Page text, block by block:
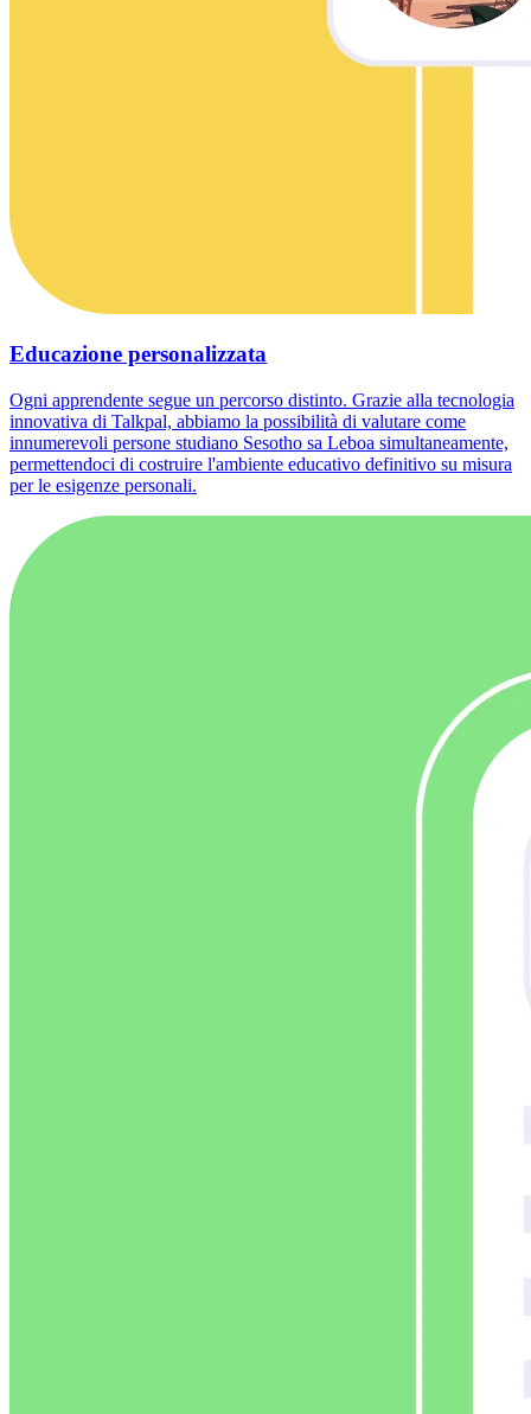
Educazione personalizzata
Ogni apprendente segue un percorso distinto. Grazie alla tecnologia
innovativa di Talkpal, abbiamo la possibilità di valutare come
innumerevoli persone studiano Sesotho sa Leboa simultaneamente,
permettendoci di costruire l'ambiente educativo definitivo su misura
per le esigenze personali.